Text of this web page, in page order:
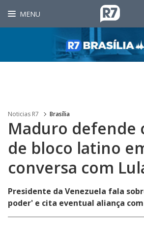
MENU
Noticias R7 Brasília
Maduro defende
de bloco latino
conversa com
Presidente da Venezuela fala
poder' e cita eventual aliança com